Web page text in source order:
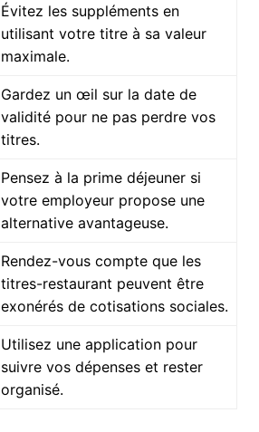
Évitez les suppléments en
utilisant votre titre à sa valeur
maximale.
Gardez un œil sur la date de
validité pour ne pas perdre vos
titres.
Pensez à la prime déjeuner si
votre employeur propose une
alternative avantageuse.
Rendez-vous compte que les
titres-restaurant peuvent être
exonérés de cotisations sociales.
Utilisez une application pour
suivre vos dépenses et rester
organisé.